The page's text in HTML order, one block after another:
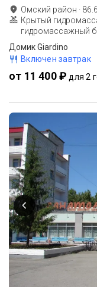
Омский район · 86.6
Крытый
гидромассажный
Домик Giardino
Включен завтрак
от 11 400 ₽ для 2